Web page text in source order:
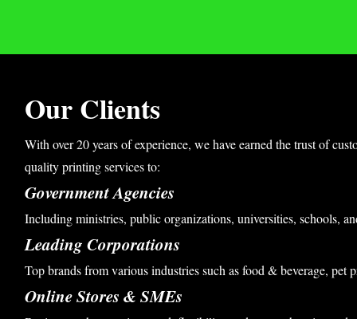
Our Clients
With over 20 years of experience, we have earned the trust of
quality printing services to:
Government Agencies
Including ministries, public organizations, universities, schools,
Leading Corporations
Top brands from various industries such as food & beverage, pet
Online Stores & SMEs